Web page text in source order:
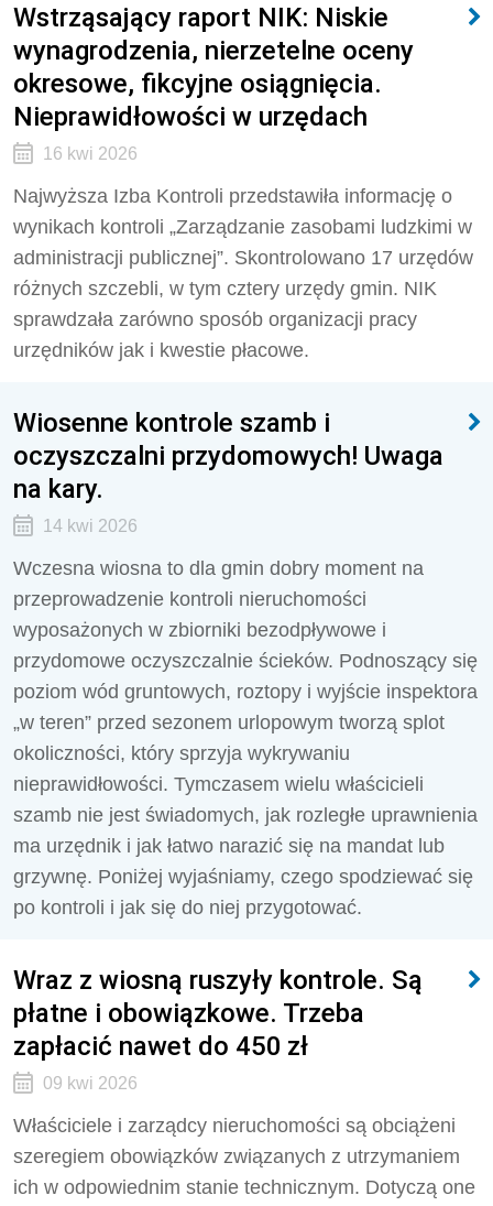
Wstrząsający raport NIK: Niskie
wynagrodzenia, nierzetelne oceny
okresowe, fikcyjne osiągnięcia.
Nieprawidłowości w urzędach
16 kwi 2026
Najwyższa Izba Kontroli przedstawiła informację o
wynikach kontroli „Zarządzanie zasobami ludzkimi w
administracji publicznej”. Skontrolowano 17 urzędów
różnych szczebli, w tym cztery urzędy gmin. NIK
sprawdzała zarówno sposób organizacji pracy
urzędników jak i kwestie płacowe.
Wiosenne kontrole szamb i
oczyszczalni przydomowych! Uwaga
na kary.
14 kwi 2026
Wczesna wiosna to dla gmin dobry moment na
przeprowadzenie kontroli nieruchomości
wyposażonych w zbiorniki bezodpływowe i
przydomowe oczyszczalnie ścieków. Podnoszący się
poziom wód gruntowych, roztopy i wyjście inspektora
„w teren” przed sezonem urlopowym tworzą splot
okoliczności, który sprzyja wykrywaniu
nieprawidłowości. Tymczasem wielu właścicieli
szamb nie jest świadomych, jak rozległe uprawnienia
ma urzędnik i jak łatwo narazić się na mandat lub
grzywnę. Poniżej wyjaśniamy, czego spodziewać się
po kontroli i jak się do niej przygotować.
Wraz z wiosną ruszyły kontrole. Są
płatne i obowiązkowe. Trzeba
zapłacić nawet do 450 zł
09 kwi 2026
Właściciele i zarządcy nieruchomości są obciążeni
szeregiem obowiązków związanych z utrzymaniem
ich w odpowiednim stanie technicznym. Dotyczą one